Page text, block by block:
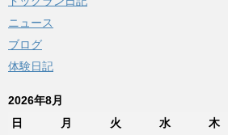
ニュース
ブログ
体験日記
2026年8月
日
月 火 水 木